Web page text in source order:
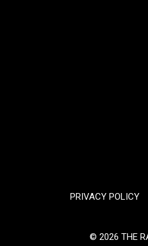
PRIVACY POLICY
© 2026 THE